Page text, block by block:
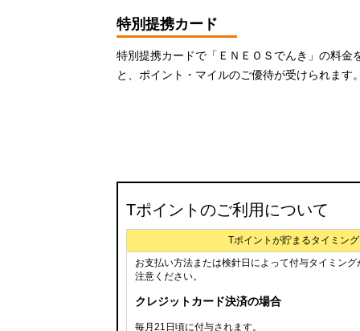
特別提携カード
特別提携カードで「ＥＮＥＯＳでんき」の料金
と、ポイント・マイルのご優待が受けられます
Tポイントのご利用について
Tポイントが貯まるタイミング
お支払い方法または検針日によって付与タイミン
注意ください。
クレジットカード決済の場合
毎月21日頃に付与されます。